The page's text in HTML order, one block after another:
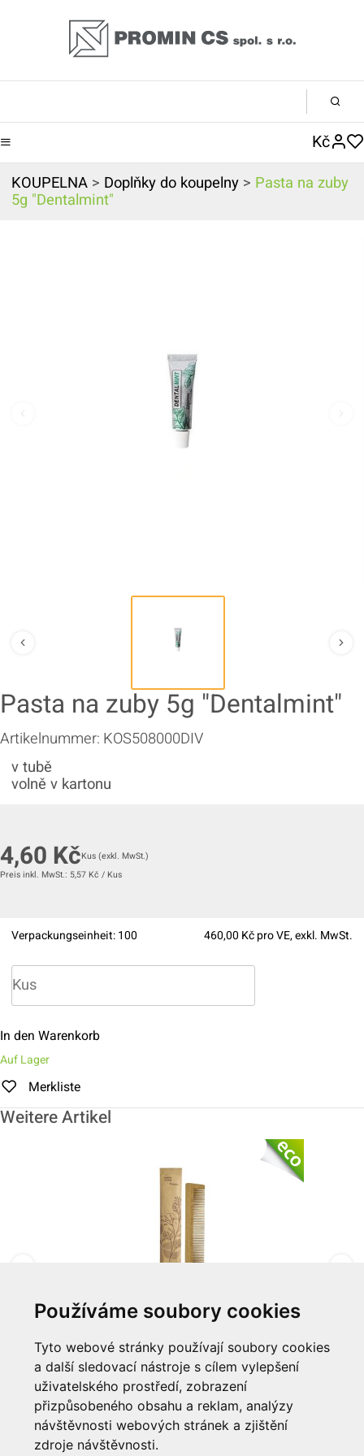
Používáme soubory cookies
Tyto webové stránky používají soubory cookies
a další sledovací nástroje s cílem vylepšení
uživatelského prostředí, zobrazení
přizpůsobeného obsahu a reklam, analýzy
návštěvnosti webových stránek a zjištění
zdroje návštěvnosti.
Kč
KOUPELNA > Doplňky do koupelny > Pasta na zuby
5g "Dentalmint"
Pasta na zuby 5g "Dentalmint"
Artikelnummer: KOS508000DIV
v tubě
volně v kartonu
4,60 KčKus (exkl. MwSt.)
Preis inkl. MwSt.: 5,57 Kč / Kus
Verpackungseinheit:100 460,00 Kč pro VE, exkl. MwSt.
In den Warenkorb
Auf Lager
Merkliste
Weitere Artikel
Hřeben "eco" bambusový
Zum Artikel
Informationen